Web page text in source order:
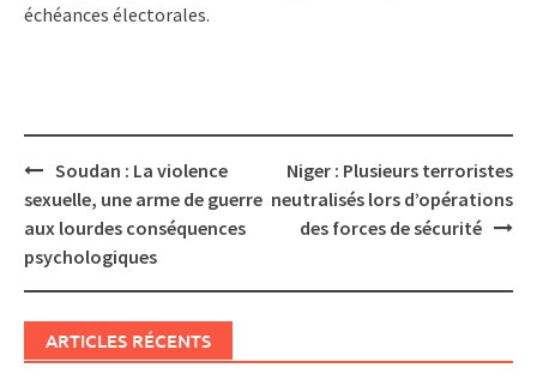
échéances électorales.
Post
navigation
Soudan : La violence
sexuelle, une arme de guerre
aux lourdes conséquences
psychologiques
Niger : Plusieurs terroristes
neutralisés lors d’opérations
des forces de sécurité
ARTICLES RÉCENTS